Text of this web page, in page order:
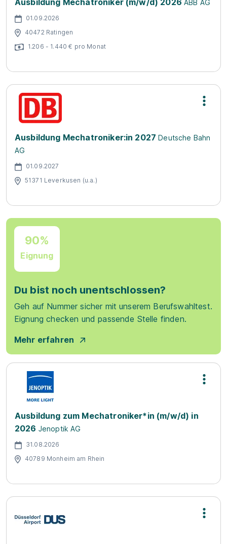
Ausbildung Mechatroniker (m/w/d) 2026 ABB AG
01.09.2026
40472 Ratingen
1.206 - 1.440 € pro Monat
Ausbildung Mechatroniker:in 2027 Deutsche Bahn
AG
01.09.2027
51371 Leverkusen (u.a.)
90%
Eignung
Du bist noch unentschlossen?
Geh auf Nummer sicher mit unserem Berufswahltest.
Eignung checken und passende Stelle finden.
Mehr erfahren
Ausbildung zum Mechatroniker*in (m/w/d) in
2026 Jenoptik AG
31.08.2026
40789 Monheim am Rhein